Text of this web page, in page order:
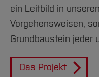
ein Leitbild in
Vorgehensweisen,
Grundbaustein jeder
Das Projekt